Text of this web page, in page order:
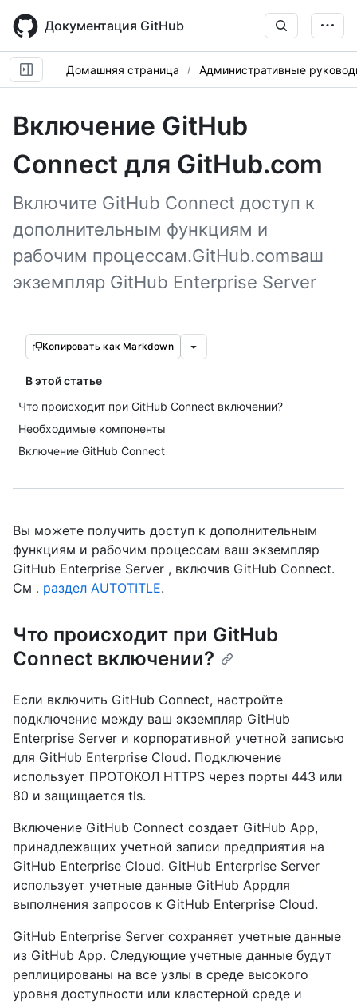
main
content
Документация GitHub
Домашняя страница Административные
Включение GitHub
Connect для GitHub.com
Включите GitHub Connect доступ к
дополнительным функциям и
рабочим процессам.GitHub.comваш
экземпляр GitHub Enterprise Server
Копировать как Markdown
В этой статье
Что происходит при GitHub Connect включении?
Необходимые компоненты
Включение GitHub Connect
Вы можете получить доступ к дополнительным
функциям и рабочим процессам ваш экземпляр
GitHub Enterprise Server , включив GitHub Connect.
См . раздел AUTOTITLE.
Что происходит при GitHub
Connect включении?
Если включить GitHub Connect, настройте
подключение между ваш экземпляр GitHub
Enterprise Server и корпоративной учетной записью
для GitHub Enterprise Cloud. Подключение
использует ПРОТОКОЛ HTTPS через порты 443 или
80 и защищается tls.
Включение GitHub Connect создает GitHub App,
принадлежащих учетной записи предприятия на
GitHub Enterprise Cloud. GitHub Enterprise Server
использует учетные данные GitHub Appдля
выполнения запросов к GitHub Enterprise Cloud.
GitHub Enterprise Server сохраняет учетные данные
из GitHub App. Следующие учетные данные будут
реплицированы на все узлы в среде высокого
уровня доступности или кластерной среде и